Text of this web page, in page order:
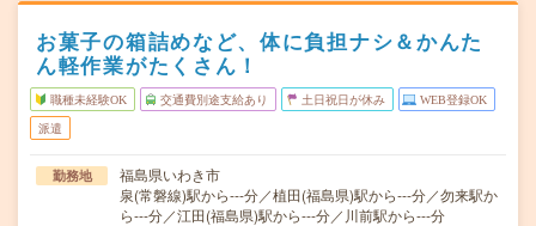
お菓子の箱詰めなど、体に負担ナシ＆かんた
ん軽作業がたくさん！
職種未経験OK 交通費別途支給あり 土日祝日が休み WEB登録OK
派遣
勤務地
福島県いわき市
泉(常磐線)駅から---分／植田(福島県)駅から---分／勿来駅か
ら---分／江田(福島県)駅から---分／川前駅から---分